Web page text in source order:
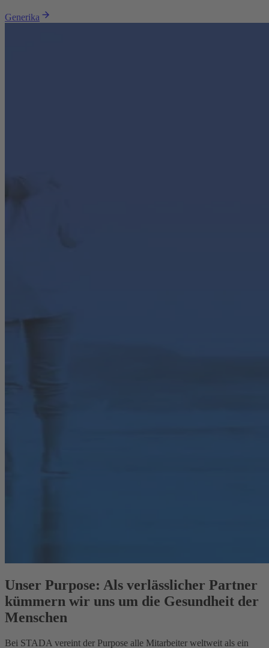
Generika
Unser Purpose: Als verlässlicher Partner
kümmern wir uns um die Gesundheit der
Menschen
Bei STADA vereint der Purpose alle Mitarbeiter weltweit als ein